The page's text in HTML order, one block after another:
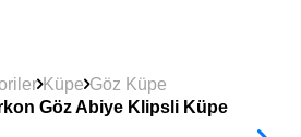
Küpe Göz Küpe
Göz Abiye Klipsli Küpe